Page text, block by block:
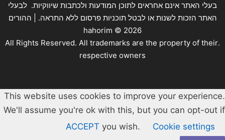
בעלי האתר אינם אחראים לתוכן המודעות ולכתבות שיווקיות. לבעלי
האתר הזכות לשנות או לבטל תוכניות פרסום ללא התראה. | ההורים
hahorim © 2026
.All Rights Reserved. All trademarks are the property of their
respective owners
This website uses cookies to improve your experience.
We'll assume you're ok with this, but you can opt-out if
you wish.
Cookie settings
ACCEPT